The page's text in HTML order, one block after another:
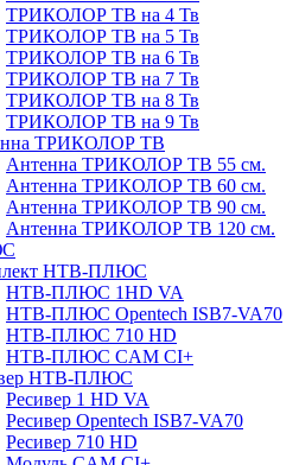
ТРИКОЛОР ТВ на 4 Тв
ТРИКОЛОР ТВ на 5 Тв
ТРИКОЛОР ТВ на 6 Тв
ТРИКОЛОР ТВ на 7 Тв
ТРИКОЛОР ТВ на 8 Тв
ТРИКОЛОР ТВ на 9 Тв
ТРИКОЛОР ТВ
Антенна ТРИКОЛОР ТВ 55 см.
Антенна ТРИКОЛОР ТВ 60 см.
Антенна ТРИКОЛОР ТВ 90 см.
Антенна ТРИКОЛОР ТВ 120 см.
НТВ-ПЛЮС
НТВ-ПЛЮС 1HD VA
НТВ-ПЛЮС Opentech ISB7-VA70
НТВ-ПЛЮС 710 HD
НТВ-ПЛЮС CAM CI+
НТВ-ПЛЮС
Ресивер 1 HD VA
Ресивер Opentech ISB7-VA70
Ресивер 710 HD